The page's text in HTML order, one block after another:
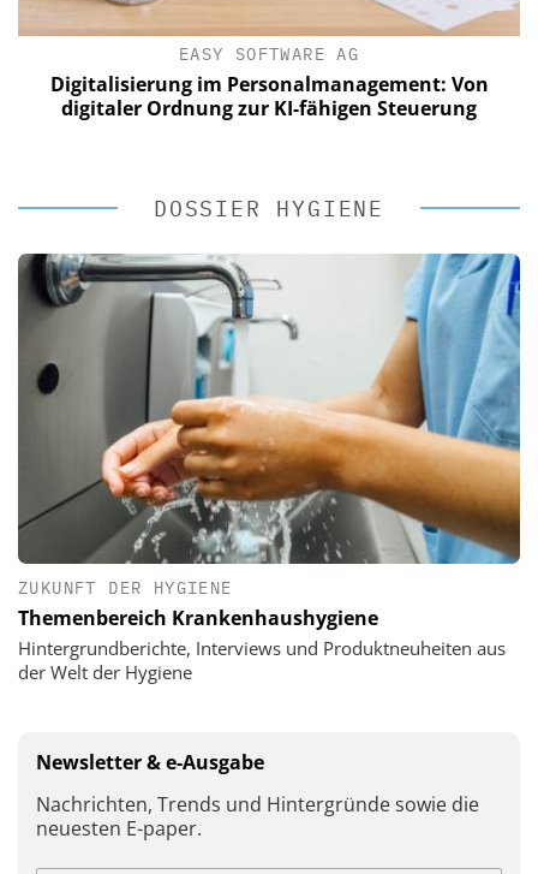
EASY SOFTWARE AG
Digitalisierung im Personalmanagement: Von
digitaler Ordnung zur KI-fähigen Steuerung
DOSSIER HYGIENE
ZUKUNFT DER HYGIENE
Themenbereich Krankenhaushygiene
Hintergrundberichte, Interviews und Produktneuheiten aus
der Welt der Hygiene
Newsletter & e-Ausgabe
Nachrichten, Trends und Hintergründe sowie die
neuesten E-paper.